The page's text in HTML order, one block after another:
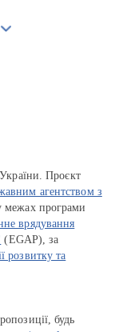
України. Проєкт
агентством з
межах програми
врядування
(EGAP), за
розвитку та
будь